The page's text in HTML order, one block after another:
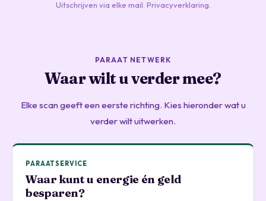
Uitschrijven via elke mail. Privacyverklaring.
PARAAT NETWERK
Waar wilt u verder mee?
Elke scan geeft een eerste richting. Kies hieronder wat u
verder wilt uitwerken.
PARAATSERVICE
Waar kunt u energie én geld
besparen?